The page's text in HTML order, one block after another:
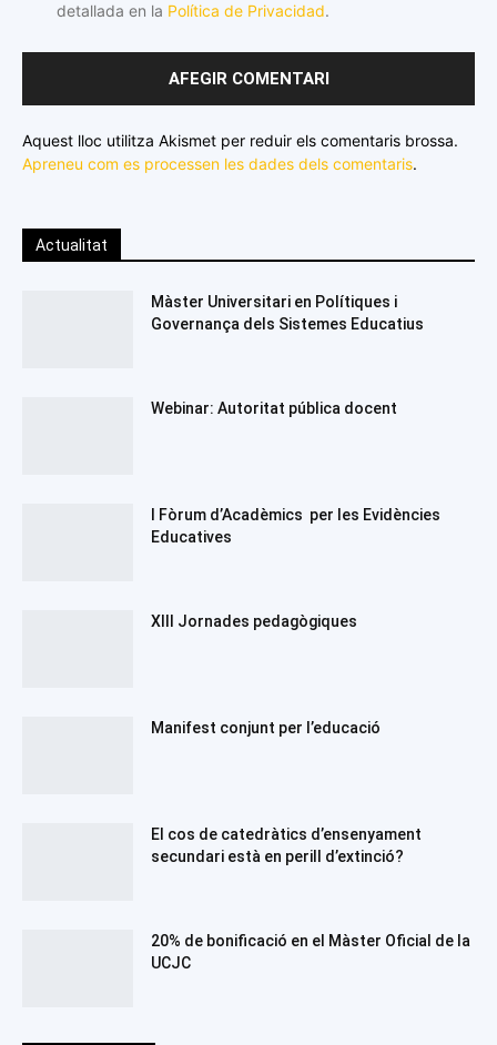
detallada en la Política de Privacidad.
Aquest lloc utilitza Akismet per reduir els comentaris brossa.
Apreneu com es processen les dades dels comentaris.
Actualitat
Màster Universitari en Polítiques i
Governança dels Sistemes Educatius
Webinar: Autoritat pública docent
I Fòrum d’Acadèmics per les Evidències
Educatives
XIII Jornades pedagògiques
Manifest conjunt per l’educació
El cos de catedràtics d’ensenyament
secundari està en perill d’extinció?
20% de bonificació en el Màster Oficial de la
UCJC